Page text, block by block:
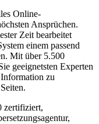
Online-
Ansprüchen.
Zeit bearbeitet
einem passend
Mit über 5.500
geeignetsten Experten
zu
zertifiziert,